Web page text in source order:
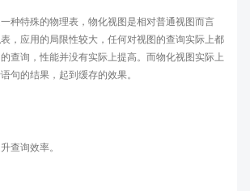
种特殊的物理表，物化视图是相对普通视图而言
，应用的局限性较大，任何对视图的查询实际上都
查询，性能并没有实际上提高。而物化视图实际上
句的结果，起到缓存的效果。
查询效率。